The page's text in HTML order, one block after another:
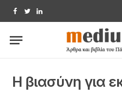
Facebook
TwitterLinkedIn
Η βιασύνη για